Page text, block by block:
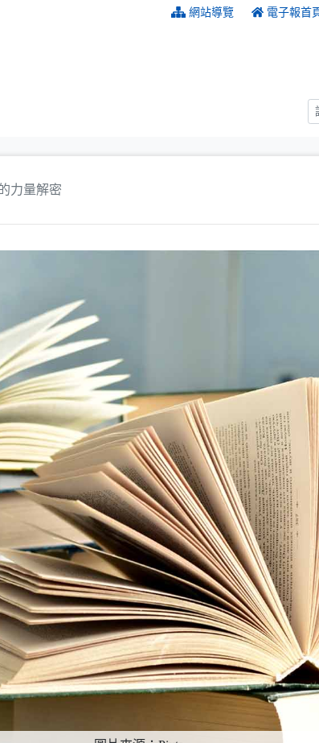
網站導覽 電子報首
力量解密